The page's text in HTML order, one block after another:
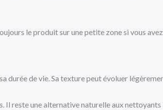
le produit sur une petite zone si vous
de vie. Sa texture peut évoluer
Il reste une alternative naturelle aux